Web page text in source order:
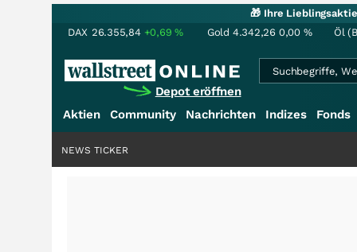
🎁 Ihre
DAX 26.355,84 +0,69% Gold 4.342,26 0,00 % Öl
Depot eröffnen
Aktien Community Nachrichten Indizes Fonds
NEWS TICKER